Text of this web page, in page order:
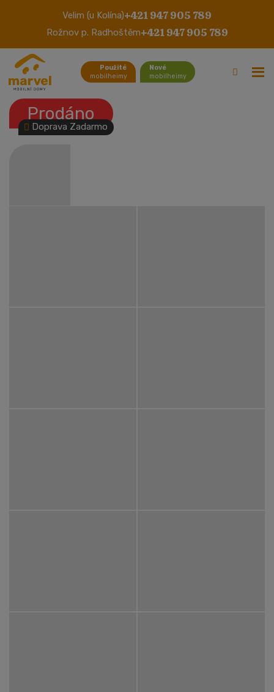
Velim (u Kolína)+421 947 905 789
Rožnov p. Radhoštěm+421 947 905 789
Použité
mobilheimy
Nové
mobilheimy
Willerby Aspen T
Doprava Zadarmo
Prodáno